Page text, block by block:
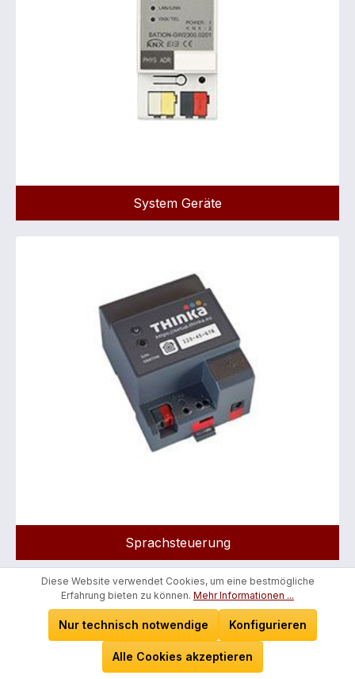
System Geräte
Sprachsteuerung
Diese Website verwendet Cookies, um eine bestmögliche
Erfahrung bieten zu können. Mehr Informationen ...
Nur technisch notwendige Konfigurieren
Alle Cookies akzeptieren